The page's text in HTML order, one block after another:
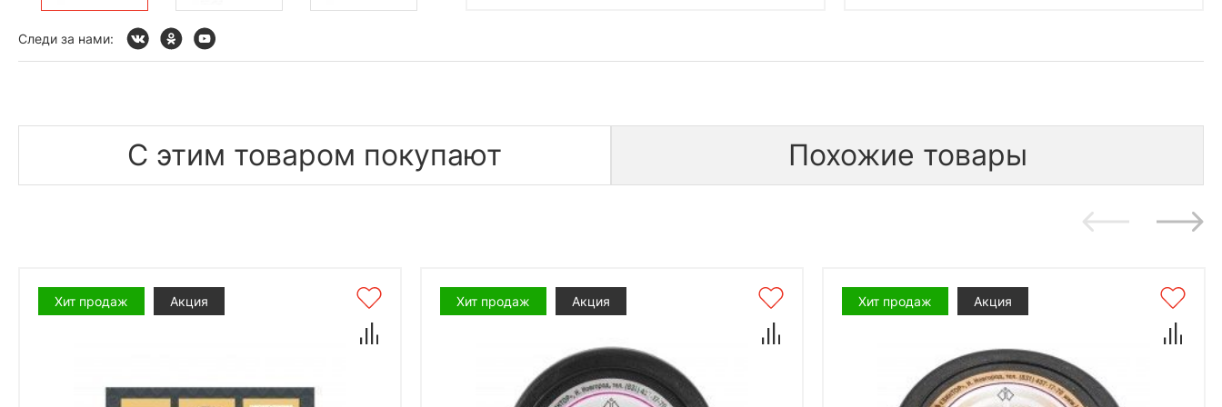
Следи за нами:
С этим товаром покупают Похожие товары
Хит продаж Акция Хит продаж Акция Хит продаж Акция